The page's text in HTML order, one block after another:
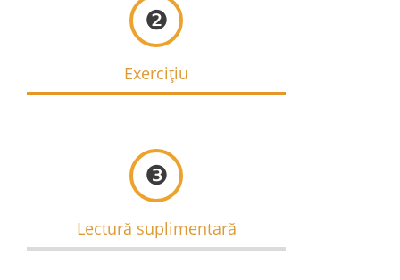
❷
Exercițiu
❸
Lectură suplimentară